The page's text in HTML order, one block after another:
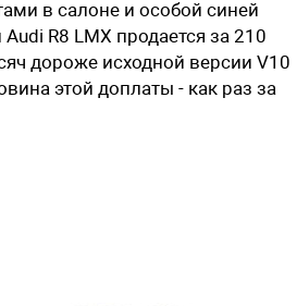
в салоне и особой синей
R8 LMX продается за 210
дороже исходной версии V10
этой доплаты - как раз за